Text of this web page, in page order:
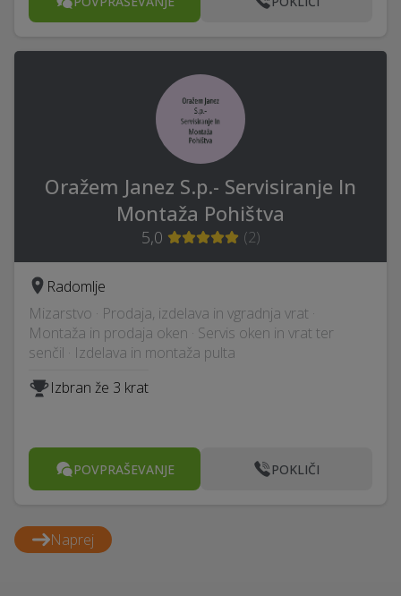
Oražem Janez S.p.- Servisiranje In
Montaža Pohištva
5,0 (2)
Radomlje
Mizarstvo · Prodaja, izdelava in vgradnja vrat ·
Montaža in prodaja oken · Servis oken in vrat ter
senčil · Izdelava in montaža pulta
Izbran že 3 krat
POVPRAŠEVANJE POKLIČI
Naprej